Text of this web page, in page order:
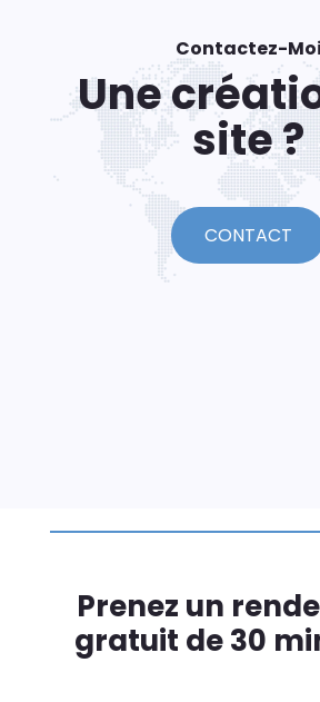
Contactez-Moi
Une
site ?
CONTACT
Prenez un
gratuit de 30